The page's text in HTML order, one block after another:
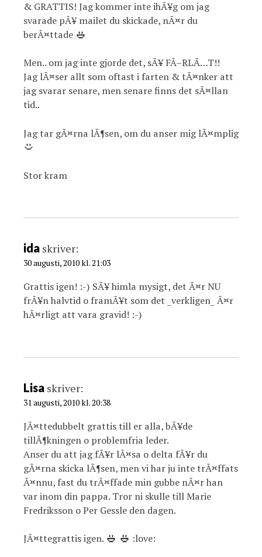
& GRATTIS! Jag kommer inte ihÃ¥g om jag
svarade pÃ¥ mailet du skickade, nÃ¤r du
berÃ¤ttade
Men.. om jag inte gjorde det, sÃ¥ FÃ–RLÃ…T!!
Jag lÃ¤ser allt som oftast i farten & tÃ¤nker att
jag svarar senare, men senare finns det sÃ¤llan
tid..
Jag tar gÃ¤rna lÃ¶sen, om du anser mig lÃ¤mplig
Stor kram
ida skriver:
30 augusti, 2010 kl. 21:03
Grattis igen! :-) SÃ¥ himla mysigt, det Ã¤r NU
frÃ¥n halvtid o framÃ¥t som det _verkligen_ Ã¤r
hÃ¤rligt att vara gravid! :-)
Lisa skriver:
31 augusti, 2010 kl. 20:38
JÃ¤ttedubbelt grattis till er alla, bÃ¥de
tillÃ¶kningen o problemfria leder.
Anser du att jag fÃ¥r lÃ¤sa o delta fÃ¥r du
gÃ¤rna skicka lÃ¶sen, men vi har ju inte trÃ¤ffats
Ã¤nnu, fast du trÃ¤ffade min gubbe nÃ¤r han
var inom din pappa. Tror ni skulle till Marie
Fredriksson o Per Gessle den dagen.
JÃ¤ttegrattis igen. :love: